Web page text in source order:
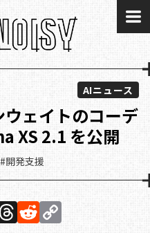
AIニュース
ェイトのコーデ
XS 2.1 を公開
#開発支援
T R